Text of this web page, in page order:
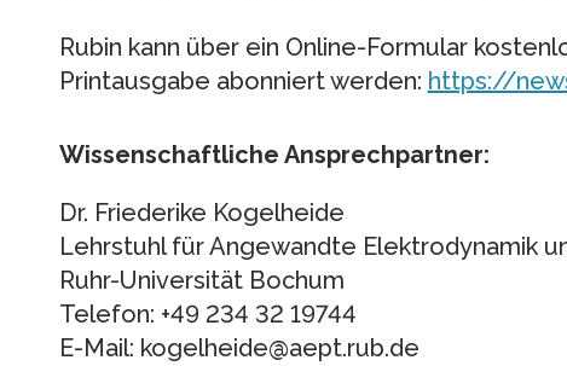
Rubin kann über ein Online-Formular
Printausgabe abonniert werden: https://
Wissenschaftliche Ansprechpartner:
Dr. Friederike Kogelheide
Lehrstuhl für Angewandte Elektrodynamik
Ruhr-Universität Bochum
Telefon: +49 234 32 19744
E-Mail: kogelheide@aept.rub.de